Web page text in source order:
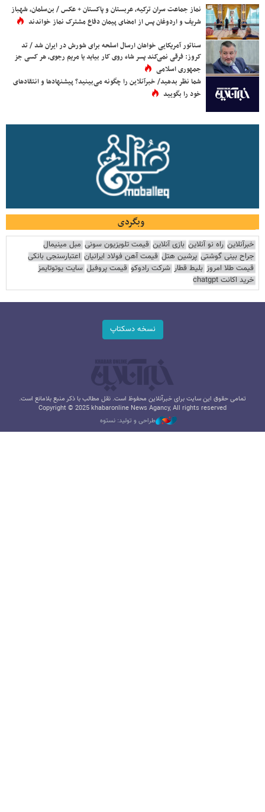
نماز جماعت سران ترکیه، عربستان و پاکستان + عکس / بن‌سلمان، شهباز
شریف و اردوغان پس از امضای پیمان دفاع مشترک نماز خواندند
سناتور آمریکایی خواهان ارسال اسلحه برای شورش در ایران شد / تد
کروز: فرقی نمی‌کند پسر شاه روی کار بیاید یا مریم رجوی، هر کسی جز
جمهوری اسلامی
شما نظر بدهید/ خبرآنلاین را چگونه می‌بینید؟ پیشنهادها و انتقادهای
خود را بگویید
وبگردی
خبرآنلاین راه نو آنلاین بازی آنلاین قیمت تلویزیون سونی مبل مینیمال
جراح بینی گوشتی پرشین هتل قیمت آهن فولاد ایرانیان اعتبارسنجی بانکی
قیمت طلا امروز بلیط قطار شرکت رادوکو قیمت پروفیل سایت یوتوتایمز
خرید اکانت chatgpt
نسخه دسکتاپ
تمامی حقوق این سایت برای خبرآنلاین محفوظ است. نقل مطالب با ذکر منبع بلامانع است.
Copyright © 2025 khabaronline News Agancy, All rights reserved
طراحی و تولید: نستوه